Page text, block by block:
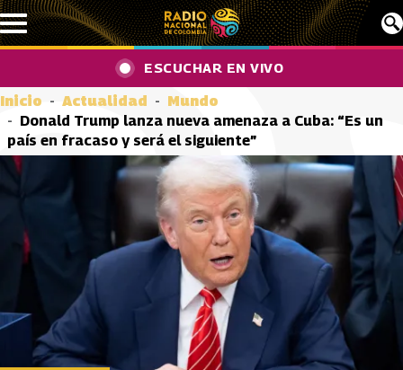
Pasar al contenido principal
ESCUCHAR EN VIVO
Inicio Actualidad
Mundo
Donald Trump lanza nueva amenaza a Cuba: “Es un
país en fracaso y será el siguiente”